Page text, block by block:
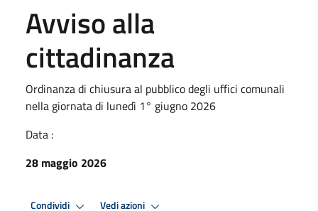
Avviso alla
cittadinanza
Ordinanza di chiusura al pubblico degli uffici comunali
nella giornata di lunedì 1° giugno 2026
Data :
28 maggio 2026
Condividi Vedi azioni